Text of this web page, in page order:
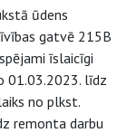
ūdens
gatvē 215B
īslaicīgi
01.03.2023. līdz
no plkst.
remonta darbu